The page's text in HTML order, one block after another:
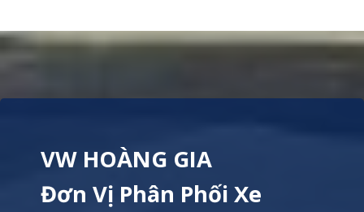
VW HOÀNG GIA
Đơn Vị Phân Phối Xe